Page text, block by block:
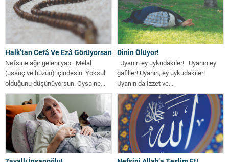
Halk’tan Cefâ Ve Ezâ Görüyorsan
Nefsine ağır geleni yap Melal
(usanç ve hüzün) içindesin. Yoksul
olduğunu düşünüyorsun. Oysa ne...
Dinin Ölüyor!
Uyanın ey uykudakiler! Uyanın ey
gafiller! Uyanın, ey uykudakiler!
Uyanın da İzzet ve...